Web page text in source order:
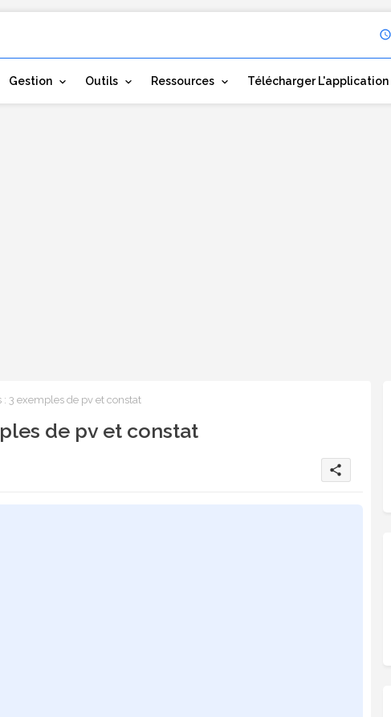
Gestion Outils Ressources Télécharger L'application
3 exemples de pv et constat
de pv et constat
share